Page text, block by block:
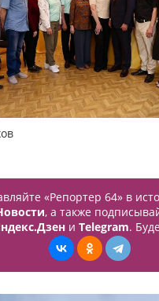
«Репортер 64» в
, а также
и Telegram.